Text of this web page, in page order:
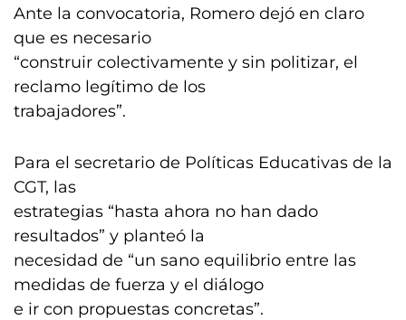
Ante la convocatoria, Romero dejó en claro
que es necesario
“construir colectivamente y sin politizar, el
reclamo legítimo de los
trabajadores”.
Para el secretario de Políticas Educativas de la
CGT, las
estrategias “hasta ahora no han dado
resultados” y planteó la
necesidad de “un sano equilibrio entre las
medidas de fuerza y el diálogo
e ir con propuestas concretas”.